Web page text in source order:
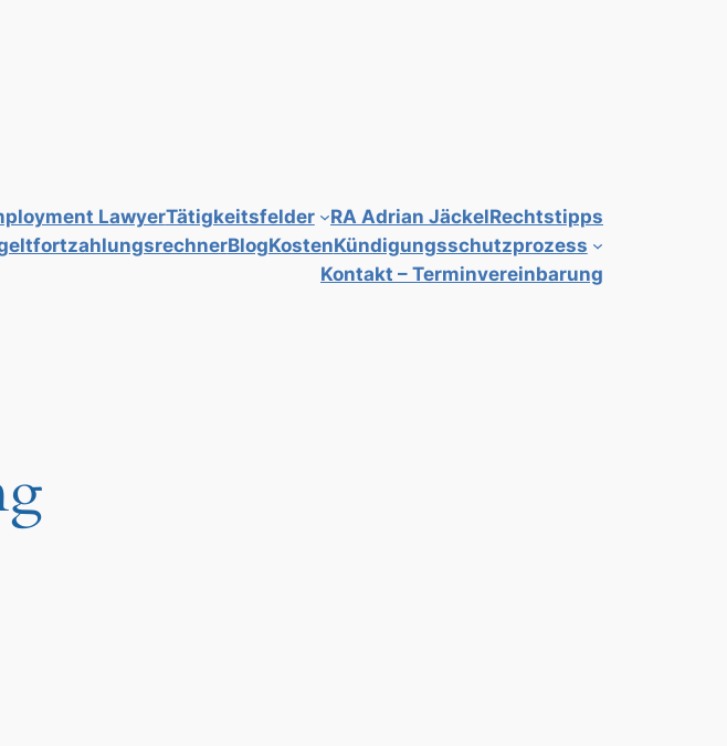
LawyerTätigkeitsfelder RA Adrian JäckelRechtstipps
BlogKostenKündigungsschutzprozess
Kontakt – Terminvereinbarung